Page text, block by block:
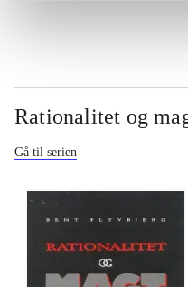
Rationalitet og
Gå til serien